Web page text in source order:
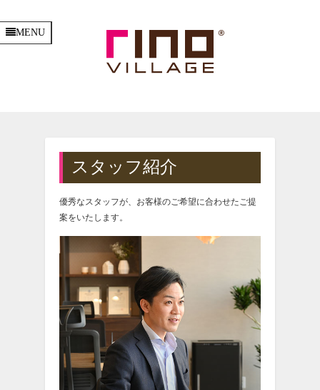
MENU
スタッフ紹介
優秀なスタッフが、お客様のご希望に合わせたご提
案をいたします。